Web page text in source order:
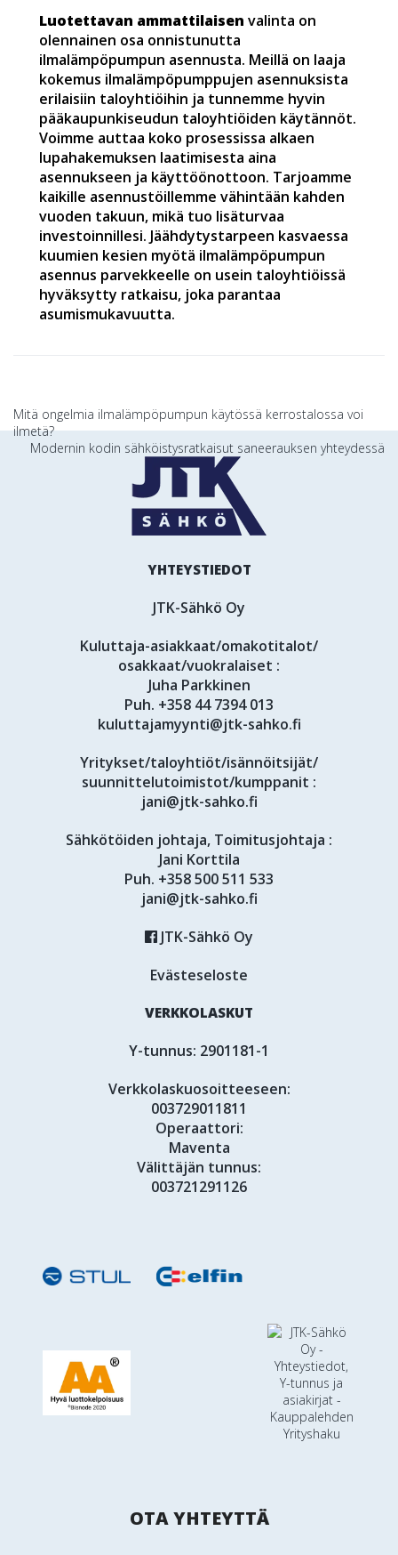
Luotettavan ammattilaisen valinta on
olennainen osa onnistunutta
ilmalämpöpumpun asennusta. Meillä on laaja
kokemus ilmalämpöpumppujen asennuksista
erilaisiin taloyhtiöihin ja tunnemme hyvin
pääkaupunkiseudun taloyhtiöiden käytännöt.
Voimme auttaa koko prosessissa alkaen
lupahakemuksen laatimisesta aina
asennukseen ja käyttöönottoon. Tarjoamme
kaikille asennustöillemme vähintään kahden
vuoden takuun, mikä tuo lisäturvaa
investoinnillesi. Jäähdytystarpeen kasvaessa
kuumien kesien myötä ilmalämpöpumpun
asennus parvekkeelle on usein taloyhtiöissä
hyväksytty ratkaisu, joka parantaa
asumismukavuutta.
Artikkelien
selaus
Mitä ongelmia ilmalämpöpumpun käytössä kerrostalossa voi
ilmetä?
Modernin kodin sähköistysratkaisut saneerauksen yhteydessä
YHTEYSTIEDOT
JTK-Sähkö Oy
Kuluttaja-asiakkaat/omakotitalot/
osakkaat/vuokralaiset :
Juha Parkkinen
Puh. +358 44 7394 013
kuluttajamyynti@jtk-sahko.fi
Yritykset/taloyhtiöt/isännöitsijät/
suunnittelutoimistot/kumppanit :
jani@jtk-sahko.fi
Sähkötöiden johtaja, Toimitusjohtaja :
Jani Korttila
Puh. +358 500 511 533
jani@jtk-sahko.fi
JTK-Sähkö Oy
Evästeseloste
VERKKOLASKUT
Y-tunnus: 2901181-1
Verkkolaskuosoitteeseen:
003729011811
Operaattori:
Maventa
Välittäjän tunnus:
003721291126
OTA YHTEYTTÄ